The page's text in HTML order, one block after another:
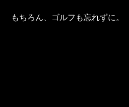
もちろん、ゴルフも忘れずに。